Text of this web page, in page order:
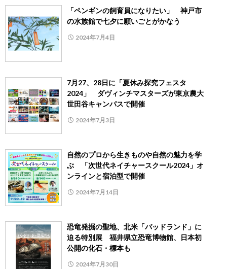
「ペンギンの飼育員になりたい」 神戸市
の水族館で七夕に願いごとがかなう
2024年7月4日
7月27、28日に「夏休み探究フェスタ
2024」 ダヴィンチマスターズが東京農大
世田谷キャンパスで開催
2024年7月3日
自然のプロから生きものや自然の魅力を学
ぶ 「次世代ネイチャースクール2024」オ
ンラインと宿泊型で開催
2024年7月14日
恐竜発掘の聖地、北米「バッドランド」に
迫る特別展 福井県立恐竜博物館、日本初
公開の化石・標本も
2024年7月30日